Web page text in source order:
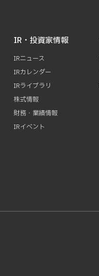
IR・投資家情報
IRニュース
IRカレンダー
IRライブラリ
株式情報
財務・業績情報
IRイベント